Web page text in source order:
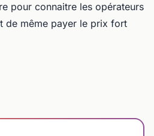
pour connaitre les opérateurs
de même payer le prix fort